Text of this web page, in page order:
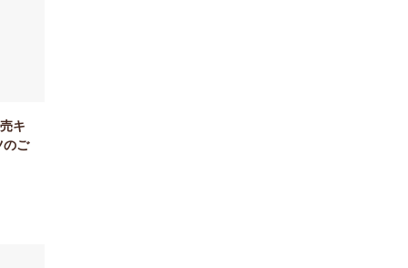
キ
のご